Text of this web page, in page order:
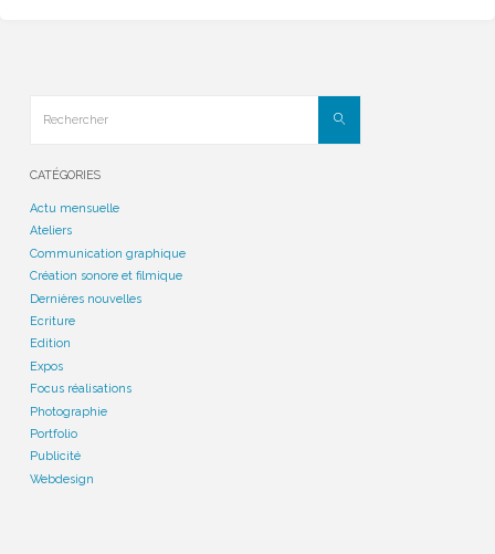
Rechercher
CATÉGORIES
Actu mensuelle
Ateliers
Communication graphique
Création sonore et filmique
Dernières nouvelles
Ecriture
Edition
Expos
Focus réalisations
Photographie
Portfolio
Publicité
Webdesign